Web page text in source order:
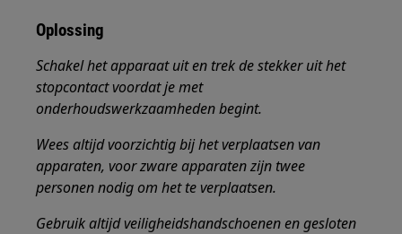
Oplossing
Schakel het apparaat uit en trek de stekker uit het
stopcontact voordat je met
onderhoudswerkzaamhedenbegint.
Wees altijd voorzichtig bij het verplaatsen van
apparaten, voor zware apparaten zijn twee
personen nodig om het te verplaatsen.
Gebruik altijd veiligheidshandschoenen en gesloten